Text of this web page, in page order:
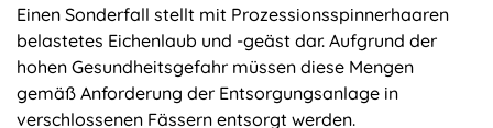
Einen Sonderfall stellt mit Prozessionsspinnerhaaren
belastetes Eichenlaub und -geäst dar. Aufgrund der
hohen Gesundheitsgefahr müssen diese Mengen
gemäß Anforderung der Entsorgungsanlage in
verschlossenen Fässern entsorgt werden.